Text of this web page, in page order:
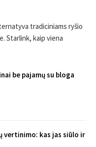
tradiciniams ryšio
Starlink, kaip viena
be pajamų su bloga
vertinimo: kas jas siūlo ir